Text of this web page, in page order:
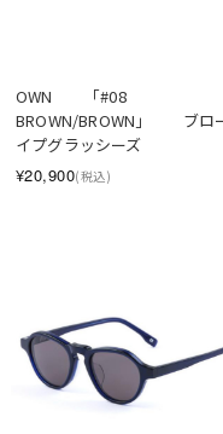
OWN　　「#08
BROWN/BROWN」　　ブロ
イプグラッシーズ
¥20,900(税込)